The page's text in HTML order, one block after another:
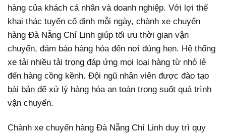
hàng của khách cá nhân và doanh nghiệp. Với lợi thế
khai thác tuyến cố định mỗi ngày, chành xe chuyển
hàng Đà Nẵng Chí Linh giúp tối ưu thời gian vận
chuyển, đảm bảo hàng hóa đến nơi đúng hẹn. Hệ thống
xe tải nhiều tải trọng đáp ứng mọi loại hàng từ nhỏ lẻ
đến hàng cồng kềnh. Đội ngũ nhân viên được đào tạo
bài bản để xử lý hàng hóa an toàn trong suốt quá trình
vận chuyển.
Chành xe chuyển hàng Đà Nẵng Chí Linh duy trì quy